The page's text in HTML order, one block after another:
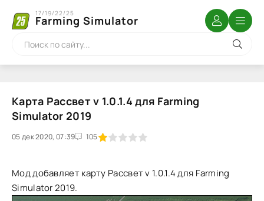
Farming Simulator
17/19/22/25
Карта Рассвет v 1.0.1.4 для Farming
Simulator 2019
05 дек 2020, 07:39 105
1 2 3 4 5
Мод добавляет карту Рассвет v 1.0.1.4 для Farming
Simulator 2019.